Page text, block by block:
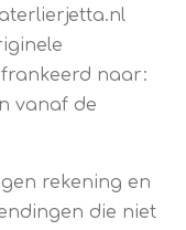
naar:
vanaf de
rekening en
die niet